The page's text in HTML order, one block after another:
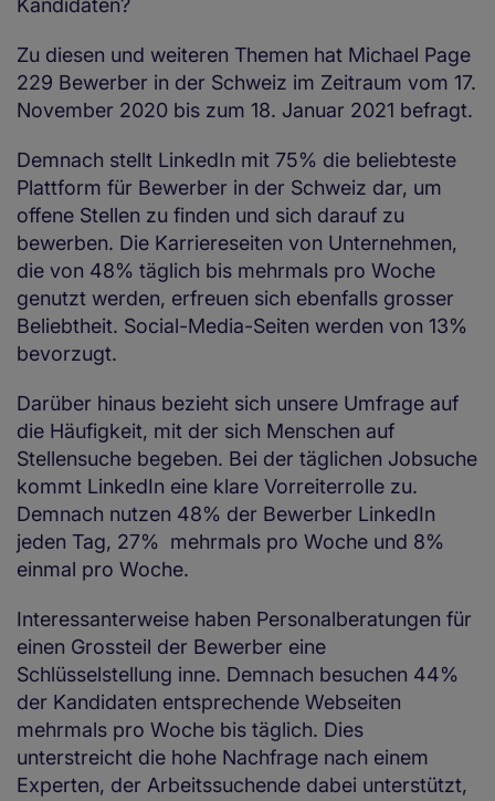
Kandidaten?
Zu diesen und weiteren Themen hat Michael Page
229 Bewerber in der Schweiz im Zeitraum vom 17.
November 2020 bis zum 18. Januar 2021 befragt.
Demnach stellt LinkedIn mit 75% die beliebteste
Plattform für Bewerber in der Schweiz dar, um
offene Stellen zu finden und sich darauf zu
bewerben. Die Karriereseiten von Unternehmen,
die von 48% täglich bis mehrmals pro Woche
genutzt werden, erfreuen sich ebenfalls grosser
Beliebtheit. Social-Media-Seiten werden von 13%
bevorzugt.
Darüber hinaus bezieht sich unsere Umfrage auf
die Häufigkeit, mit der sich Menschen auf
Stellensuche begeben. Bei der täglichen Jobsuche
kommt LinkedIn eine klare Vorreiterrolle zu.
Demnach nutzen 48% der Bewerber LinkedIn
jeden Tag, 27% mehrmals pro Woche und 8%
einmal pro Woche.
Interessanterweise haben Personalberatungen für
einen Grossteil der Bewerber eine
Schlüsselstellung inne. Demnach besuchen 44%
der Kandidaten entsprechende Webseiten
mehrmals pro Woche bis täglich. Dies
unterstreicht die hohe Nachfrage nach einem
Experten, der Arbeitssuchende dabei unterstützt,